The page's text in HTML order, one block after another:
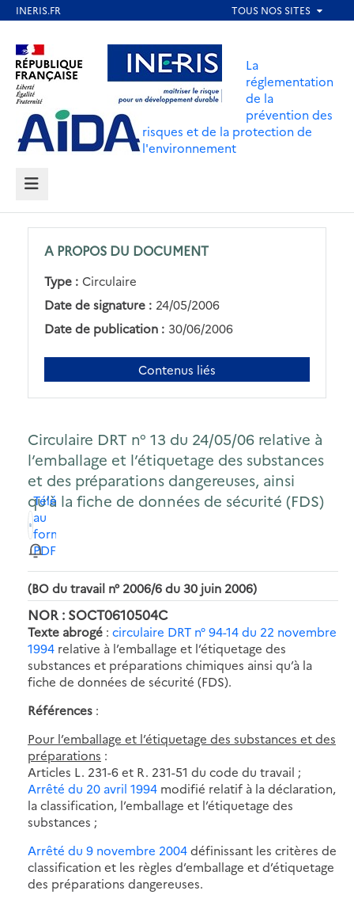
contenu
principal
Aller au contenu Aller au menu
Aller au pied de page
La
réglementation
de la
prévention des
risques et de la protection de
l'environnement
MENU
A PROPOS DU DOCUMENT
Type : Circulaire
Date de signature : 24/05/2006
Date de publication : 30/06/2006
Contenus liés
Circulaire DRT n° 13 du 24/05/06 relative à
l’emballage et l’étiquetage des substances
et des préparations dangereuses, ainsi
qu’à la fiche de données de sécurité (FDS)
Télécharger
au
format
PDF
(BO du travail n° 2006/6 du 30 juin 2006)
NOR : SOCT0610504C
Texte abrogé : circulaire DRT n° 94-14 du 22 novembre
1994 relative à l’emballage et l’étiquetage des
substances et préparations chimiques ainsi qu’à la
fiche de données de sécurité (FDS).
Références :
Pour l’emballage et l’étiquetage des substances et des
préparations :
Articles L. 231-6 et R. 231-51 du code du travail ;
Arrêté du 20 avril 1994 modifié relatif à la déclaration,
la classification, l’emballage et l’étiquetage des
substances ;
Arrêté du 9 novembre 2004définissant les critères de
classification et les règles d’emballage et d’étiquetage
des préparations dangereuses.